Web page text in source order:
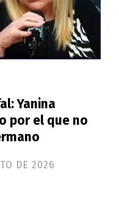
Yanina
por el que no
DE 2026